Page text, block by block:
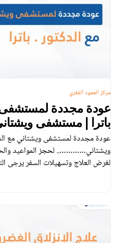
عودة مجددة لمستشفى
باترا | مستشفى
عودة مجددة لمستشفى ويشتاني مع
ويشتاني………….. لحجز المواعيد
لغرض العلاج وتسهيلات السفر يرجى
مركز العمود الفقري